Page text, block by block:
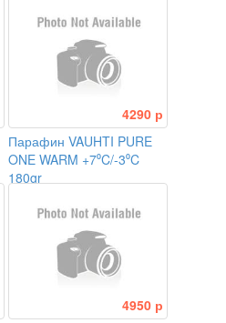
4290 р
Парафин VAUHTI PURE
ONE WARM +7⁰C/-3⁰C
180gr
4950 р